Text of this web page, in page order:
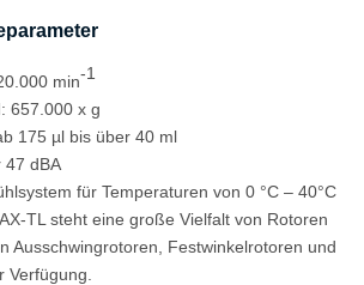
min-1
657.000 x g
175 µl bis über 40 ml
47 dBA
für Temperaturen von 0 °C – 40°C
TL steht eine große Vielfalt von Rotoren
Ausschwingrotoren, Festwinkelrotoren und
Verfügung.